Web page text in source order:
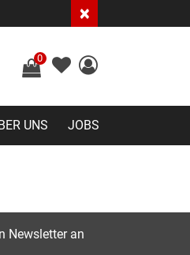
×
0
UNS JOBS
Newsletter an